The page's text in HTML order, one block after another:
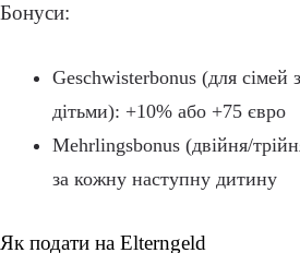
Бонуси:
Geschwisterbonus (для сімей
дітьми): +10% або +75 євро
Mehrlingsbonus (двійня/
за кожну наступну дитину
Як подати на Elterngeld